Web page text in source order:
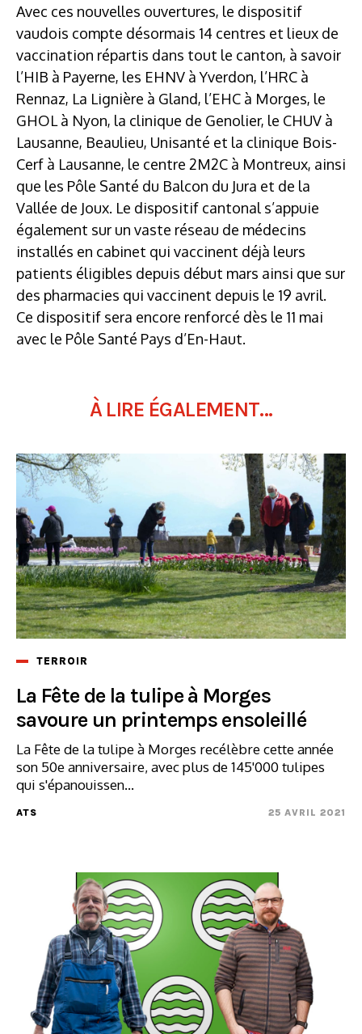
Avec ces nouvelles ouvertures, le dispositif
vaudois compte désormais 14 centres et lieux de
vaccination répartis dans tout le canton, à savoir
l’HIB à Payerne, les EHNV à Yverdon, l’HRC à
Rennaz, La Lignière à Gland, l’EHC à Morges, le
GHOL à Nyon, la clinique de Genolier, le CHUV à
Lausanne, Beaulieu, Unisanté et la clinique Bois-
Cerf à Lausanne, le centre 2M2C à Montreux, ainsi
que les Pôle Santé du Balcon du Jura et de la
Vallée de Joux. Le dispositif cantonal s’appuie
également sur un vaste réseau de médecins
installés en cabinet qui vaccinent déjà leurs
patients éligibles depuis début mars ainsi que sur
des pharmacies qui vaccinent depuis le 19 avril.
Ce dispositif sera encore renforcé dès le 11 mai
avec le Pôle Santé Pays d’En-Haut.
À LIRE ÉGALEMENT...
TERROIR
La Fête de la tulipe à Morges
savoure un printemps ensoleillé
La Fête de la tulipe à Morges recélèbre cette année
son 50e anniversaire, avec plus de 145'000 tulipes
qui s'épanouissen...
ATS 25 AVRIL 2021